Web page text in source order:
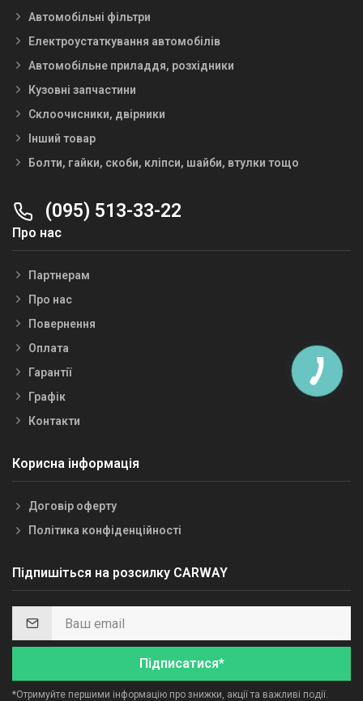
Автомобільні фільтри
Електроустаткування автомобілів
Автомобільне приладдя, розхідники
Кузовні запчастини
Склоочисники, двірники
Інший товар
Болти, гайки, скоби, кліпси, шайби, втулки тощо
(095) 513-33-22
Про нас
Партнерам
Про нас
Повернення
Оплата
Гарантії
Графік
Контакти
Корисна інформація
Договір оферту
Політика конфіденційності
Підпишіться на розсилку CARWAY
Підписатися*
*Отримуйте першими інформацію про знижки, акції та важливі події.